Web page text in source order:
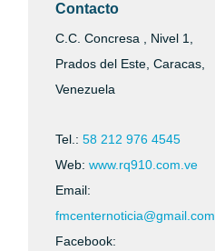
Contacto
C.C. Concresa , Nivel 1,
Prados del Este, Caracas,
Venezuela
Tel.: 58 212 976 4545
Web: www.rq910.com.ve
Email:
fmcenternoticia@gmail.com
Facebook: